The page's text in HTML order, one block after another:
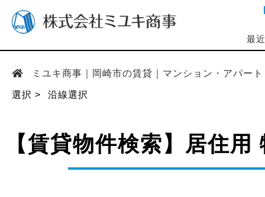
最
ミユキ商事｜岡崎市の賃貸｜マンション・アパー
選択 沿線選択
【賃貸物件検索】居住